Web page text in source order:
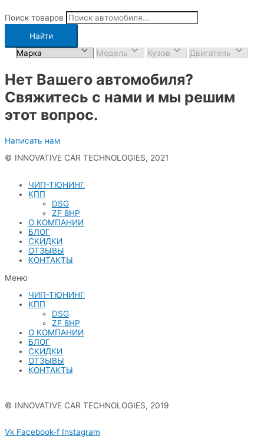
Поиск товаров
Найти
Нет Вашего автомобиля?
Свяжитесь с нами и мы решим
этот вопрос.
Написать нам
© INNOVATIVE CAR TECHNOLOGIES, 2021
ЧИП-ТЮНИНГ
КПП
DSG
ZF 8HP
О КОМПАНИИ
БЛОГ
СКИДКИ
ОТЗЫВЫ
КОНТАКТЫ
Меню
ЧИП-ТЮНИНГ
КПП
DSG
ZF 8HP
О КОМПАНИИ
БЛОГ
СКИДКИ
ОТЗЫВЫ
КОНТАКТЫ
© INNOVATIVE CAR TECHNOLOGIES, 2019
Vk Facebook-f Instagram